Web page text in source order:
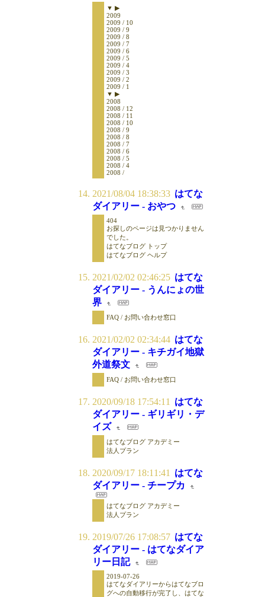
▼ ▶
2009
2009 / 10
2009 / 9
2009 / 8
2009 / 7
2009 / 6
2009 / 5
2009 / 4
2009 / 3
2009 / 2
2009 / 1
▼ ▶
2008
2008 / 12
2008 / 11
2008 / 10
2008 / 9
2008 / 8
2008 / 7
2008 / 6
2008 / 5
2008 / 4
2008 /
2021/08/04 18:38:33 はてな
ダイアリー - おやつ
404
お探しのページは見つかりません
でした。
はてなブログ トップ
はてなブログ ヘルプ
2021/02/02 02:46:25 はてな
ダイアリー - うんにょの世
界
FAQ / お問い合わせ窓口
2021/02/02 02:34:44 はてな
ダイアリー - キチガイ地獄
外道祭文
FAQ / お問い合わせ窓口
2020/09/18 17:54:11
はてな
ダイアリー - ギリギリ・デ
イズ
はてなブログ アカデミー
法人プラン
2020/09/17 18:11:41
はてな
ダイアリー - チープカ
はてなブログ アカデミー
法人プラン
2019/07/26 17:08:57 はてな
ダイアリー - はてなダイア
リー日記
2019-07-26
はてなダイアリーからはてなブロ
グへの自動移行が完了し、はてな